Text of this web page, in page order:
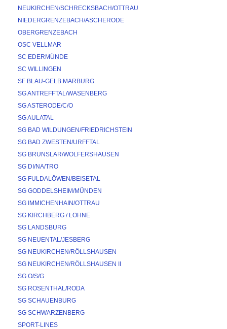
NEUKIRCHEN/SCHRECKSBACH/OTTRAU
NIEDERGRENZEBACH/ASCHERODE
OBERGRENZEBACH
OSC VELLMAR
SC EDERMÜNDE
SC WILLINGEN
SF BLAU-GELB MARBURG
SG ANTREFFTAL/WASENBERG
SG ASTERODE/C/O
SG AULATAL
SG BAD WILDUNGEN/FRIEDRICHSTEIN
SG BAD ZWESTEN/URFFTAL
SG BRUNSLAR/WOLFERSHAUSEN
SG DI/NA/TRO
SG FULDALÖWEN/BEISETAL
SG GODDELSHEIM/MÜNDEN
SG IMMICHENHAIN/OTTRAU
SG KIRCHBERG / LOHNE
SG LANDSBURG
SG NEUENTAL/JESBERG
SG NEUKIRCHEN/RÖLLSHAUSEN
SG NEUKIRCHEN/RÖLLSHAUSEN II
SG O/S/G
SG ROSENTHAL/RODA
SG SCHAUENBURG
SG SCHWARZENBERG
SPORT-LINES